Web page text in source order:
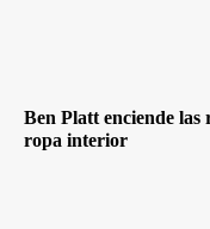
Ben Platt enciende las
ropa interior